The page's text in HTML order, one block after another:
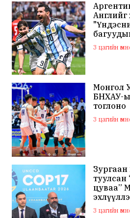
Английг
3 цагийн өмнө
Монгол
БНХАУ-
тоглоно
3 цагийн өмнө
цуваа”
3 цагийн өмнө